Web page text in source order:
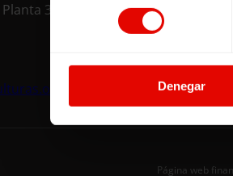
consentimiento
Denegar
3.
Página web